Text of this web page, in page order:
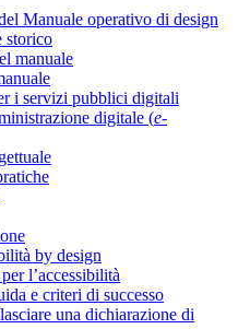
Manuale operativo di design
storico
manuale
i servizi pubblici digitali
digitale (e-
by design
l’accessibilità
e criteri di successo
una dichiarazione di